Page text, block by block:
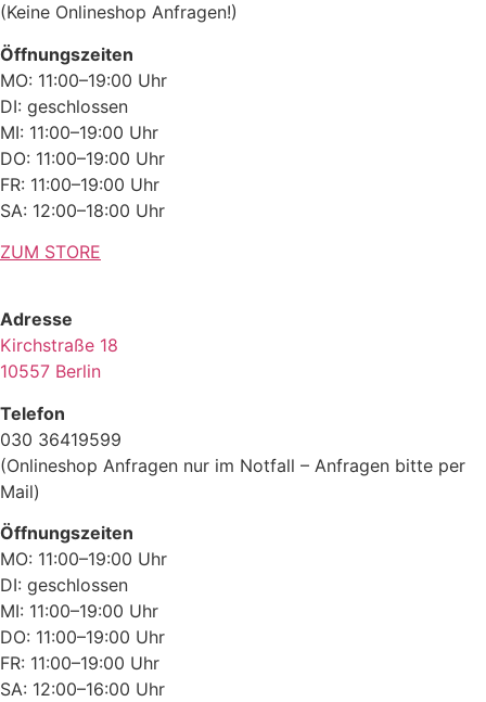
(Keine Onlineshop Anfragen!)
Öffnungszeiten
MO: 11:00–19:00 Uhr
DI: geschlossen
MI: 11:00–19:00 Uhr
DO: 11:00–19:00 Uhr
FR: 11:00–19:00 Uhr
SA: 12:00–18:00 Uhr
ZUM STORE
Adresse
Kirchstraße 18
10557 Berlin
Telefon
030 36419599
(Onlineshop Anfragen nur im Notfall – Anfragen bitte per
Mail)
Öffnungszeiten
MO: 11:00–19:00 Uhr
DI: geschlossen
MI: 11:00–19:00 Uhr
DO: 11:00–19:00 Uhr
FR: 11:00–19:00 Uhr
SA: 12:00–16:00 Uhr